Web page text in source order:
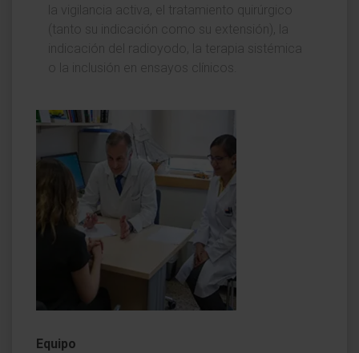
la vigilancia activa, el tratamiento quirúrgico
(tanto su indicación como su extensión), la
indicación del radioyodo, la terapia sistémica
o la inclusión en ensayos clínicos.
Equipo